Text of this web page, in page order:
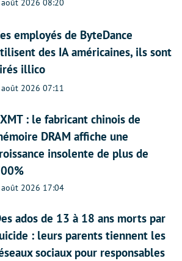
2026 08:20
employés de ByteDance
des IA américaines, ils sont
illico
2026 07:11
: le fabricant chinois de
DRAM affiche une
insolente de plus de
2026 17:04
ados de 13 à 18 ans morts par
: leurs parents tiennent les
sociaux pour responsables